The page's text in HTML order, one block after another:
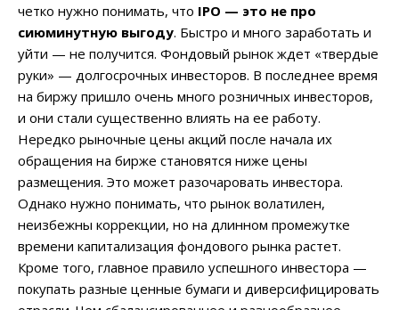
четко нужно понимать, что IPO — это не про
сиюминутную выгоду. Быстро и много заработать и
уйти — не получится. Фондовый рынок ждет «твердые
руки» — долгосрочных инвесторов. В последнее время
на биржу пришло очень много розничных инвесторов,
и они стали существенно влиять на ее работу.
Нередко рыночные цены акций после начала их
обращения на бирже становятся ниже цены
размещения. Это может разочаровать инвестора.
Однако нужно понимать, что рынок волатилен,
неизбежны коррекции, но на длинном промежутке
времени капитализация фондового рынка растет.
Кроме того, главное правило успешного инвестора —
покупать разные ценные бумаги и диверсифицировать